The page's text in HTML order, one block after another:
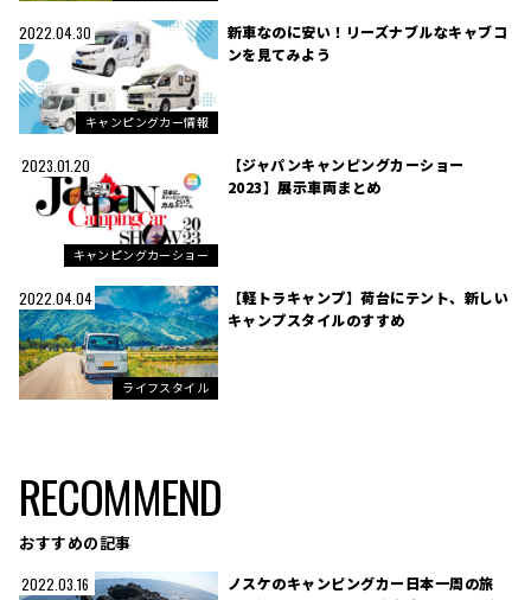
2022.04.30
キャンピングカー情報
新車なのに安い！リーズナブルなキャブコ
ンを見てみよう
2023.01.20
キャンピングカーショー
【ジャパンキャンピングカーショー
2023】展示車両まとめ
2022.04.04
ライフスタイル
【軽トラキャンプ】荷台にテント、新しい
キャンプスタイルのすすめ
RECOMMEND
おすすめの記事
2022.03.16
ノスケのキャンピングカー日本一周の旅